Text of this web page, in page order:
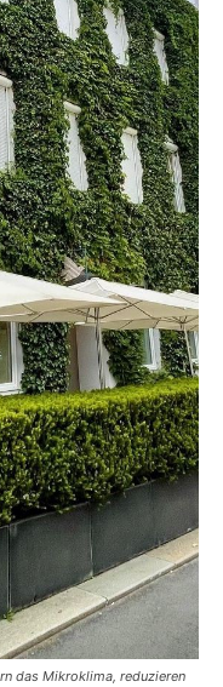
das Mikroklima, reduzieren